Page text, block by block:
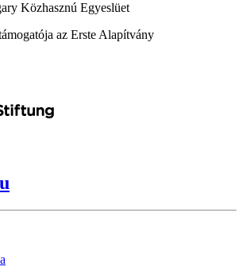
Közhasznú Egyeslüet
az Erste Alapítvány